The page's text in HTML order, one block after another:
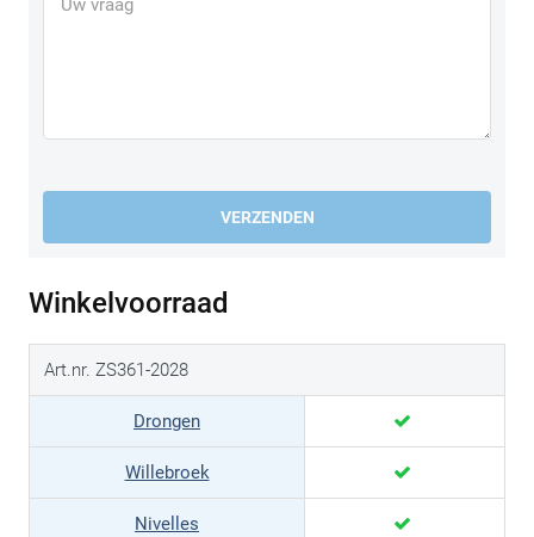
VERZENDEN
Winkelvoorraad
Art.nr. ZS361-2028
Drongen
Willebroek
Nivelles